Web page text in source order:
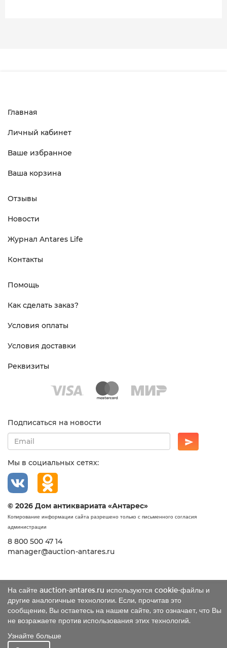
На сайте auction-antares.ru используются cookie-файлы и
другие аналогичные технологии. Если, прочитав это
сообщение, Вы остаетесь на нашем сайте, это означает, что Вы
не возражаете против использования этих технологий.
Узнайте больше
Главная
Личный кабинет
Ваше избранное
Ваша корзина
Отзывы
Новости
Журнал Antares Life
Контакты
Помощь
Как сделать заказ?
Условия оплаты
Условия доставки
Реквизиты
Подписаться на новости
Мы в социальных сетях:
© 2026 Дом антиквариата «Антарес»
Копирование информации сайта разрешено только с письменного согласия
администрации
8 800 500 47 14
manager@auction-antares.ru